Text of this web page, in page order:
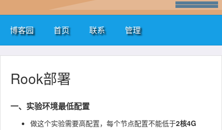
博客园 首页 联系 管理
Rook部署
一、实验环境最低配置
做这个实验需要高配置，每个节点配置不能低于2核4G